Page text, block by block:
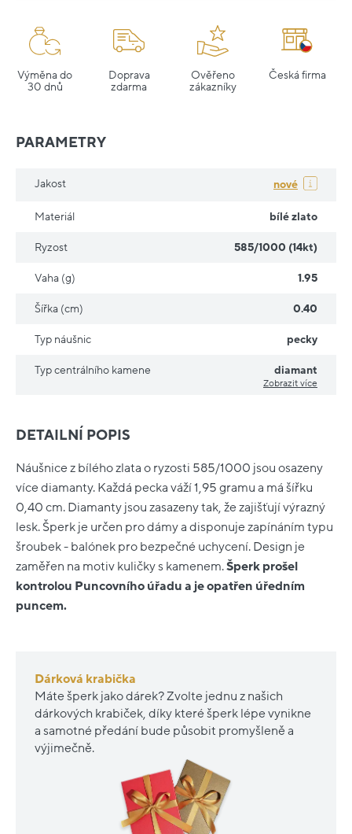
Výměna do
30 dnů
Doprava
zdarma
Ověřeno
zákazníky
Česká firma
DETAILNÍ POPIS
Náušnice z bílého zlata o ryzosti 585/1000 jsou osazeny
více diamanty. Každá pecka váží 1,95 gramu a má šířku
0,40 cm. Diamanty jsou zasazeny tak, že zajišťují výrazný
lesk. Šperk je určen pro dámy a disponuje zapínáním typu
šroubek - balónek pro bezpečné uchycení. Design je
zaměřen na motiv kuličky s kamenem.Šperk prošel
kontrolou Puncovního úřadu a je opatřen úředním
puncem.
Dárková krabička
Máte šperk jako dárek? Zvolte jednu z našich
dárkových krabiček, díky které šperk lépe vynikne
a samotné předání bude působit promyšleně a
výjimečně.
PARAMETRY
Jakost nové
Materiál bílé zlato
Ryzost 585/1000 (14kt)
Vaha (g) 1.95
Šířka (cm) 0.40
Typ náušnic pecky
Typ centrálního kamene diamant
Zobrazit více